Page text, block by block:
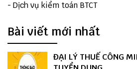
- Dịch vụ kiểm toán BTCT
Bài viết mới nhất
ĐẠI LÝ THUẾ CÔNG